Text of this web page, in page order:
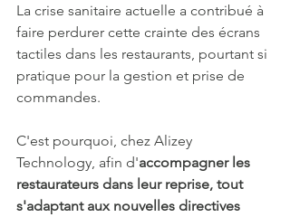
La crise sanitaire actuelle a contribué à
faire perdurer cette crainte des écrans
tactiles dans les restaurants, pourtant si
pratique pour la gestion et prise de
commandes.
C'est pourquoi, chez Alizey
Technology, afin d'accompagner les
restaurateurs dans leur reprise, tout
s'adaptant aux nouvelles directives